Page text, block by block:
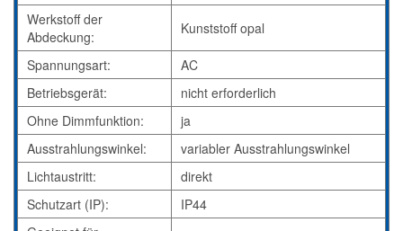
Werkstoff der
Abdeckung:
Kunststoff opal
Spannungsart:
AC
Betriebsgerät:
nicht erforderlich
Ohne Dimmfunktion:
ja
Ausstrahlungswinkel:
variabler Ausstrahlungswinkel
Lichtaustritt:
direkt
Schutzart (IP):
IP44